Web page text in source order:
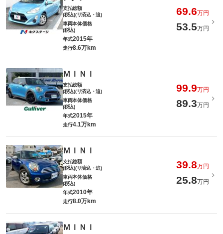
支払総額
(税込)(リ済込・追)
69.6万円
車両本体価格
(税込)
53.5万円
年式2015年
走行8.6万km
ＭＩＮＩ
支払総額
(税込)(リ済込・追)
99.9万円
車両本体価格
(税込)
89.3万円
年式2015年
走行4.1万km
ＭＩＮＩ
支払総額
(税込)(リ済込・追)
39.8万円
車両本体価格
(税込)
25.8万円
年式2010年
走行8.0万km
ＭＩＮＩ